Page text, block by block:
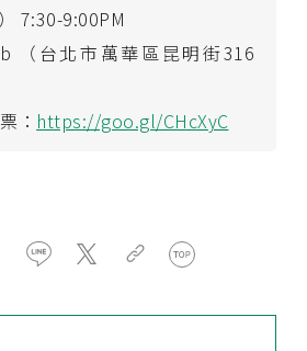
7:30-9:00PM
（台北市萬華區昆明街316
： https://goo.gl/CHcXyC